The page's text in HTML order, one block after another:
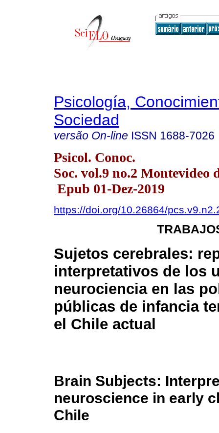
Psicología,
Sociedad
versão On-line ISSN 1688-7026
Psicol. Conoc.
Soc. vol.9 no.2 Montevideo
Epub 01-Dez-2019
https://doi.org/10.26864/
Sujetos cerebrales:
interpretativos de los
neurociencia en las
públicas de infancia
el Chile actual
Brain Subjects:
neuroscience in early
Chile